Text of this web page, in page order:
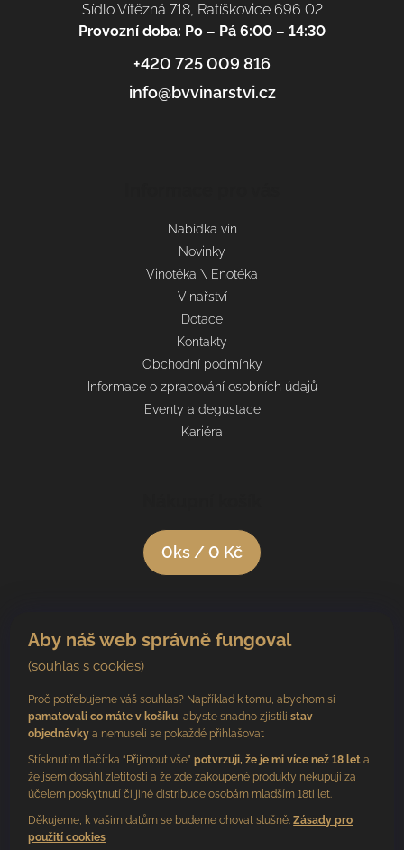
Aby náš web správně fungoval
(souhlas s cookies)
Proč potřebujeme váš souhlas? Například k tomu, abychom si
pamatovali co máte v košíku, abyste snadno zjistilistav
objednávky a nemuseli se pokaždé přihlašovat
Stísknutím tlačítka “Přijmout vše”potvrzuji, že je mi více než 18 let a
že jsem dosáhl zletitosti a že zde zakoupené produkty nekupuji za
účelem poskytnutí či jiné distribuce osobám mladším 18ti let.
Děkujeme, k vašim datům se budeme chovat slušně.Zásady pro
použití cookies
Sídlo Vítězná 718, Ratíškovice 696 02
Provozní doba: Po – Pá 6:00 – 14:30
+420 725 009 816
info@bvvinarstvi.cz
Nabídka vín
Novinky
Vinotéka \ Enotéka
Vinařství
Dotace
Kontakty
Obchodní podmínky
Informace o zpracování osobních údajů
Eventy a degustace
Kariéra
0ks /0 Kč